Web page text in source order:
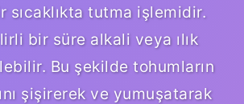
sıcaklıkta tutma işlemidir.
bir süre alkali veya ılık
Bu şekilde tohumların
şişirerek ve yumuşatarak